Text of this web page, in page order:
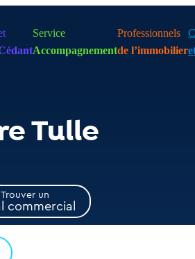
Service
Accompagnement
Professionnels
de l’immobilier
Tulle
Trouver un
commercial